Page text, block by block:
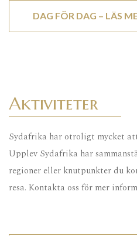
DAG FÖR DAG – LÄS
Aktiviteter
Sydafrika har otroligt mycket
Upplev Sydafrika har
regioner eller knutpunkter du
resa. Kontakta oss för mer